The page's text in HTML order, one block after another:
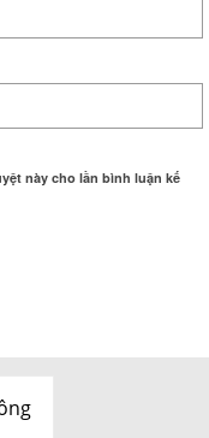
này cho lần bình luận kế